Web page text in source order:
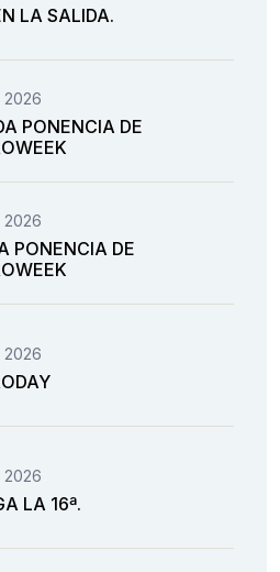
LA SALIDA.
2026
PONENCIA DE
2026
PONENCIA DE
2026
2026
LA 16ª.